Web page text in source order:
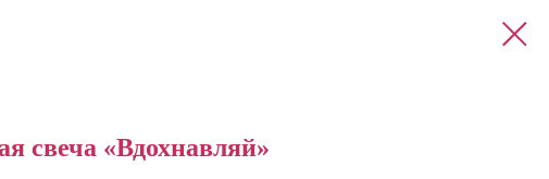
свеча «Вдохнавляй»